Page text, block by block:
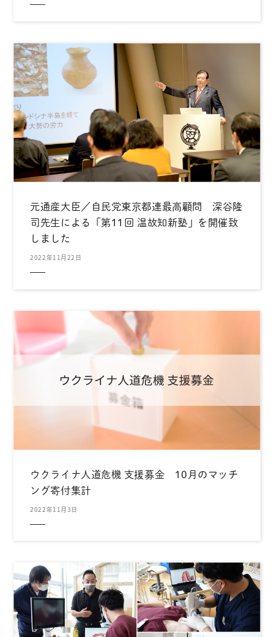
元通産大臣／自民党東京都連最高顧問 深谷隆
司先生による「第11回 温故知新塾」を開催致
しました
2022年11月22日
ウクライナ人道危機 支援募金 10月のマッチ
ング寄付集計
2022年11月3日